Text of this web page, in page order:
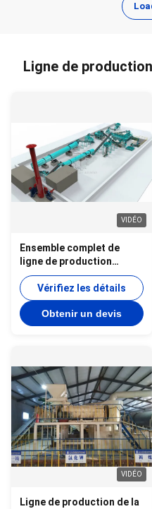
Ligne de
VIDÉO
Ensemble complet de
ligne de production
d'engrais organiques
naturels à partir de
déchets d'équipement
Vérifiez les détails
Obtenir un devis
VIDÉO
Ligne de production de la